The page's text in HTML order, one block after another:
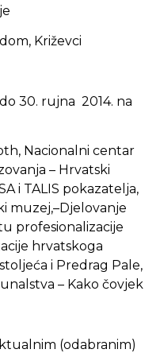
Križevci
30. rujna 2014. na
Nacionalni centar
– Hrvatski
i TALIS pokazatelja,
muzej,–Djelovanje
profesionalizacije
hrvatskoga
i Predrag Pale,
– Kako čovjek
(odabranim)